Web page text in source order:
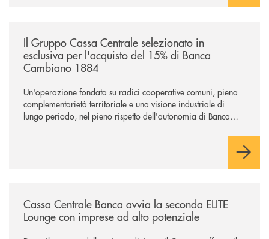
Il Gruppo Cassa Centrale selezionato in
esclusiva per l'acquisto del 15% di Banca
Cambiano 1884
Un'operazione fondata su radici cooperative comuni, piena
complementarietà territoriale e una visione industriale di
lungo periodo, nel pieno rispetto dell'autonomia di Banca
negoziazione esclusiva per la finalizzazione dell’operazione.
Cassa Centrale Banca avvia la seconda ELITE
Lounge con imprese ad alto potenziale